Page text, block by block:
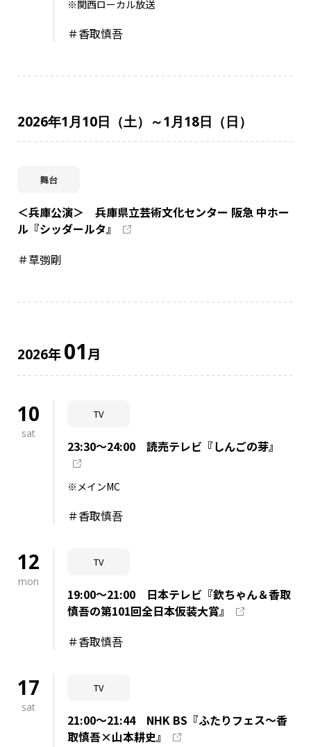
※関西ローカル放送
＃香取慎吾
2026年1月10日（土）～1月18日（日）
舞台
＜兵庫公演＞ 兵庫県立芸術文化センター 阪急 中ホー
ル『シッダールタ』
＃草彅剛
2026年01月
10
sat
TV
23:30～24:00 読売テレビ『しんごの芽』
※メインMC
＃香取慎吾
12
mon
TV
19:00～21:00 日本テレビ『欽ちゃん＆香取
慎吾の第101回全日本仮装大賞』
＃香取慎吾
17
sat
TV
21:00～21:44 NHK BS『ふたりフェス～香
取慎吾×山本耕史』